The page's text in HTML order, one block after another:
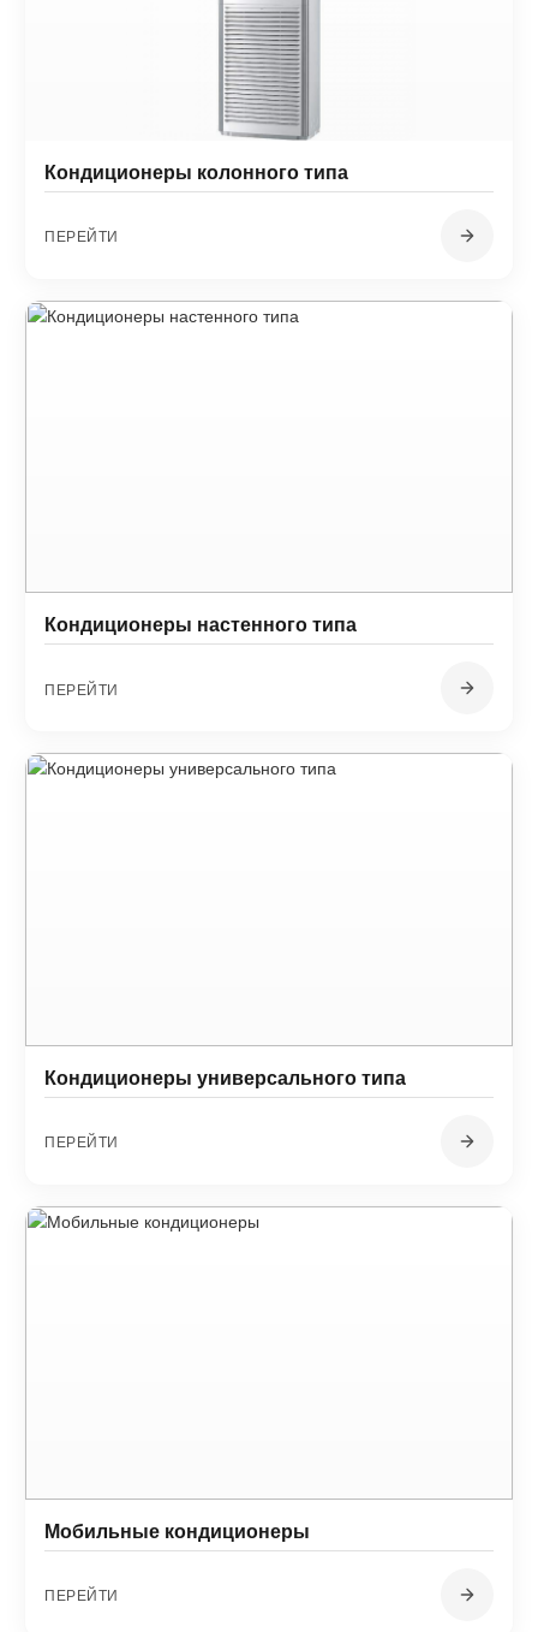
Кондиционеры колонного типа
ПЕРЕЙТИ
Кондиционеры настенного типа
ПЕРЕЙТИ
Кондиционеры универсального типа
ПЕРЕЙТИ
Мобильные кондиционеры
ПЕРЕЙТИ